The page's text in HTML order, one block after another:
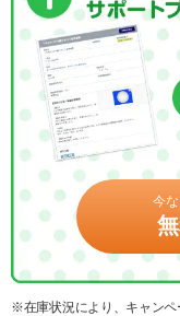
今
※在庫状況により、キャンペ